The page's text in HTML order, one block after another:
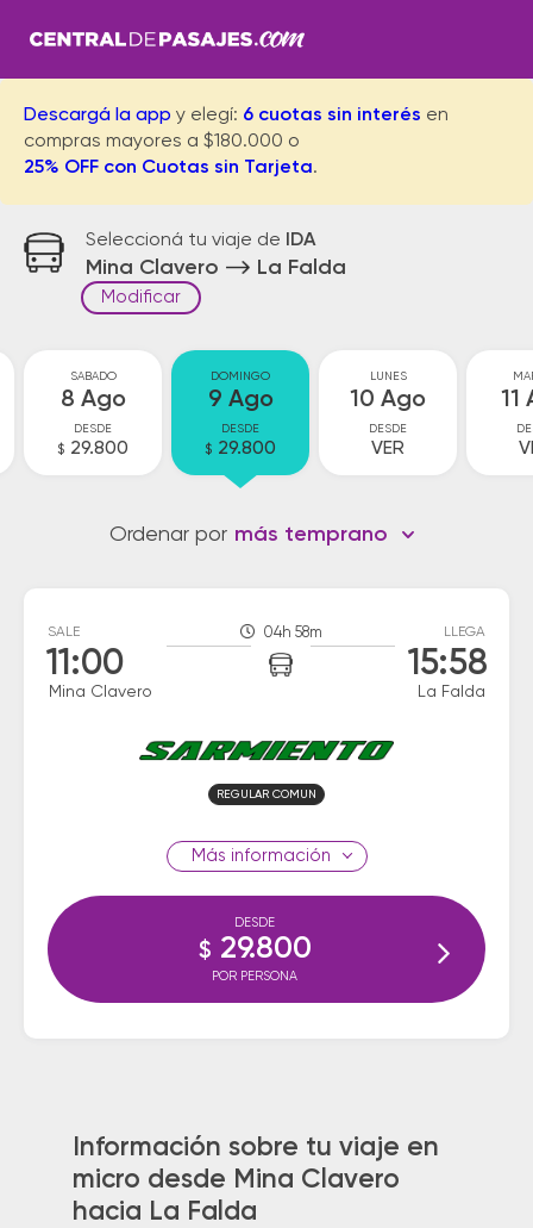
Descargá la app y elegí: 6 cuotas sin interés en
compras mayores a $180.000 o
25% OFF con Cuotas sin Tarjeta.
Seleccioná tu viaje de IDA
Mina Clavero La Falda
Modificar
SABADO
8 Ago
DESDE
$ 29.800
DOMINGO
9 Ago
DESDE
$ 29.800
LUNES
10 Ago
DESDE
VER
11
Ordenar por más temprano
SALE
11:00
Mina Clavero
04h 58m LLEGA
15:58
La Falda
REGULAR COMUN
información
DESDE
$ 29.800
POR PERSONA
Información sobre tu viaje en
micro desde Mina Clavero
hacia La Falda